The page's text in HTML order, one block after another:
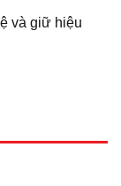
và giữ hiệu